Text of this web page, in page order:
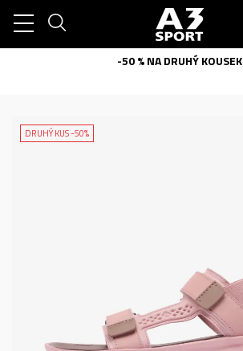
-50 % NA DRUHÝ KOUSEK
DRUHÝ KUS -50%